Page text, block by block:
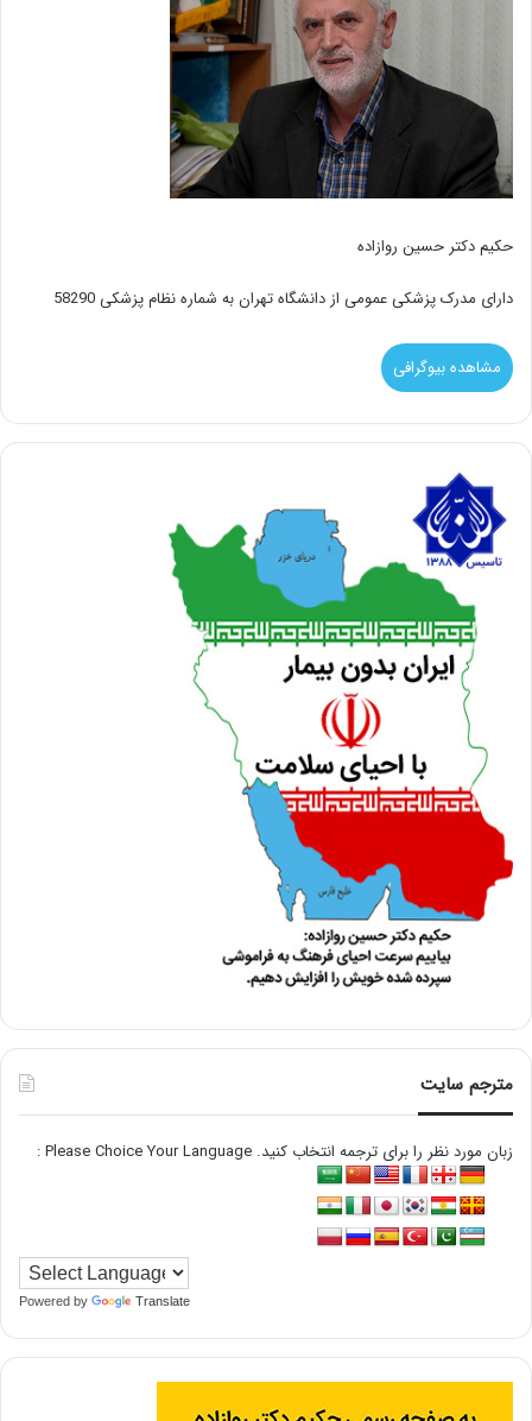
حکیم دکتر حسین روازاده
دارای مدرک پزشکی عمومی از دانشگاه تهران به شماره نظام پزشکی 58290
مشاهده بیوگرافی
مترجم سایت
زبان مورد نظر را برای ترجمه انتخاب کنید. Please Choice Your Language :
Powered by Translate